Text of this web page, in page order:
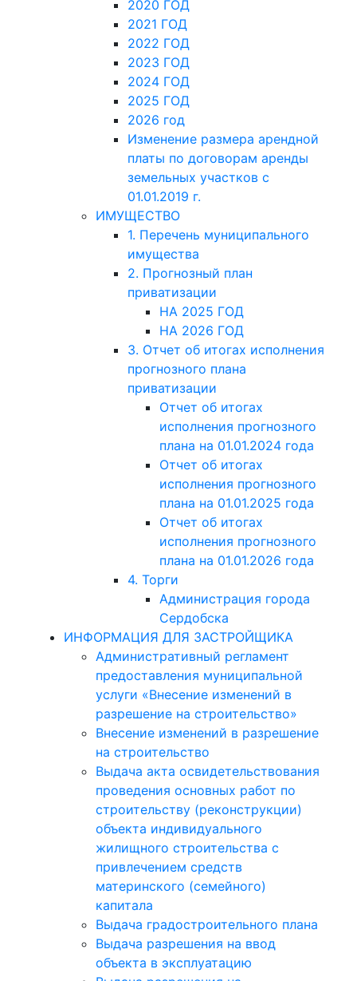
2020 ГОД
2021 ГОД
2022 ГОД
2023 ГОД
2024 ГОД
2025 ГОД
2026 год
Изменение размера арендной
платы по договорам аренды
земельных участков с
01.01.2019 г.
ИМУЩЕСТВО
1. Перечень муниципального
имущества
2. Прогнозный план
приватизации
НА 2025 ГОД
НА 2026 ГОД
3. Отчет об итогах исполнения
прогнозного плана
приватизации
Отчет об итогах
исполнения прогнозного
плана на 01.01.2024 года
Отчет об итогах
исполнения прогнозного
плана на 01.01.2025 года
Отчет об итогах
исполнения прогнозного
плана на 01.01.2026 года
4. Торги
Администрация города
Сердобска
ИНФОРМАЦИЯ ДЛЯ ЗАСТРОЙЩИКА
Административный регламент
предоставления муниципальной
услуги «Внесение изменений в
разрешение на строительство»
Внесение изменений в разрешение
на строительство
Выдача акта освидетельствования
проведения основных работ по
строительству (реконструкции)
объекта индивидуального
жилищного строительства с
привлечением средств
материнского (семейного)
капитала
Выдача градостроительного плана
Выдача разрешения на ввод
объекта в эксплуатацию